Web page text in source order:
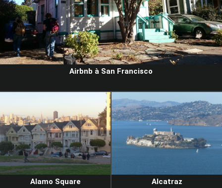
Airbnb à San Francisco
Alamo Square Alcatraz